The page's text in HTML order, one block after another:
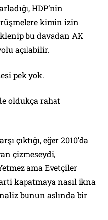
HDP’nin
kimin izin
bu davadan AK
açılabilir.
pek yok.
oldukça rahat
çıktığı, eğer 2010’da
çizmeseydi,
ama Evetçiler
kapatmaya nasıl ikna
bunun aslında bir